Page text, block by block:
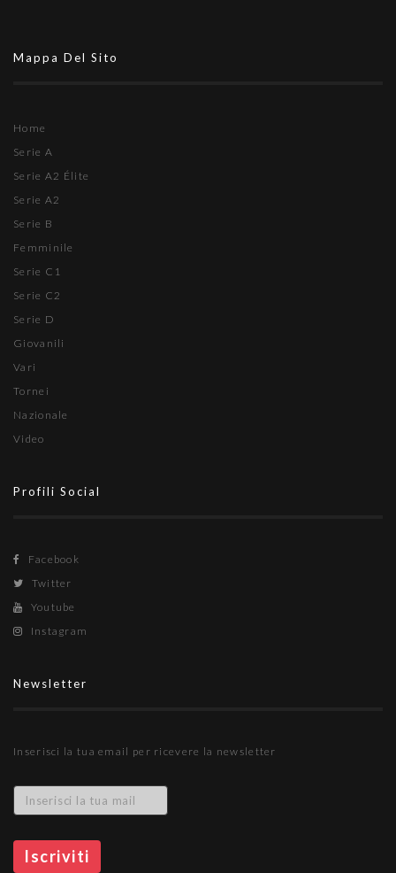
Mappa Del Sito
Home
Serie A
Serie A2 Élite
Serie A2
Serie B
Femminile
Serie C1
Serie C2
Serie D
Giovanili
Vari
Tornei
Nazionale
Video
Profili Social
Facebook
Twitter
Youtube
Instagram
Newsletter
Inserisci la tua email per ricevere la newsletter